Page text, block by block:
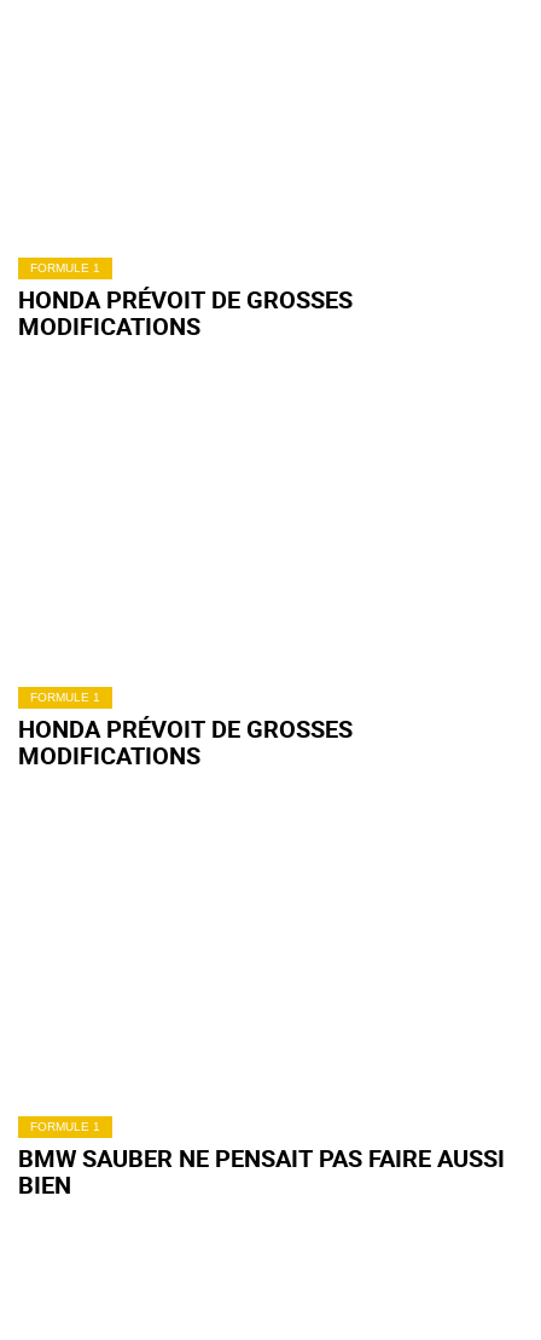
FORMULE 1
HONDA PRÉVOIT DE GROSSES
MODIFICATIONS
FORMULE 1
HONDA PRÉVOIT DE GROSSES
MODIFICATIONS
FORMULE 1
BMW SAUBER NE PENSAIT PAS FAIRE AUSSI
BIEN